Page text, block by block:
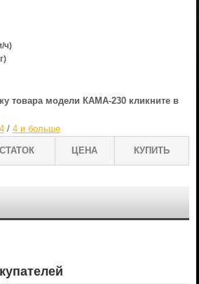
ч)
товара модели КАМА-230 кликните в
/ 4 и больше
ЦЕНА КУПИТЬ